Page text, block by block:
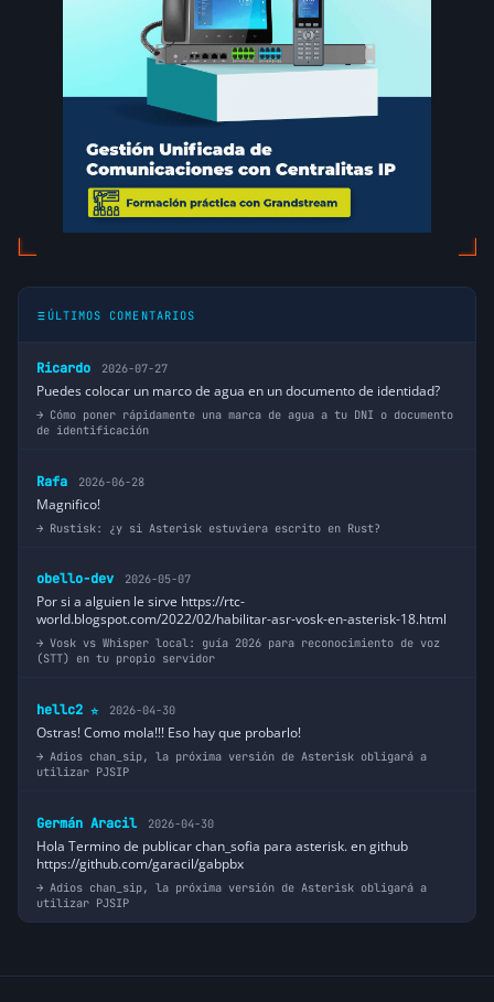
ÚLTIMOS COMENTARIOS
Ricardo 2026-07-27
Puedes colocar un marco de agua en un documento de identidad?
Cómo poner rápidamente una marca de agua a tu DNI o documento
de identificación
Rafa 2026-06-28
Magnifico!
Rustisk: ¿y si Asterisk estuviera escrito en Rust?
obello-dev 2026-05-07
Por si a alguien le sirve https://rtc-
world.blogspot.com/2022/02/habilitar-asr-vosk-en-asterisk-18.html
Vosk vs Whisper local: guía 2026 para reconocimiento de voz
(STT) en tu propio servidor
hellc2 ⭐ 2026-04-30
Ostras! Como mola!!! Eso hay que probarlo!
Adios chan_sip, la próxima versión de Asterisk obligará a
utilizar PJSIP
Germán Aracil 2026-04-30
Hola Termino de publicar chan_sofia para asterisk. en github
https://github.com/garacil/gabpbx
Adios chan_sip, la próxima versión de Asterisk obligará a
utilizar PJSIP